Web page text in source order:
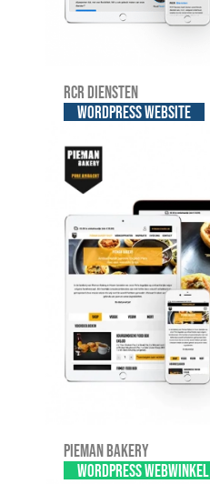
RCR Diensten
WordPress website
Pieman Bakery
WordPress webwinkel